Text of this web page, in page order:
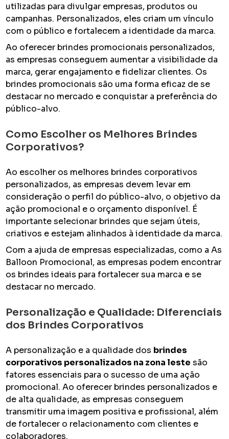
utilizadas para divulgar empresas, produtos ou
campanhas. Personalizados, eles criam um vínculo
com o público e fortalecem a identidade da marca.
Ao oferecer brindes promocionais personalizados,
as empresas conseguem aumentar a visibilidade da
marca, gerar engajamento e fidelizar clientes. Os
brindes promocionais são uma forma eficaz de se
destacar no mercado e conquistar a preferência do
público-alvo.
Como Escolher os Melhores Brindes
Corporativos?
Ao escolher os melhores brindes corporativos
personalizados, as empresas devem levar em
consideração o perfil do público-alvo, o objetivo da
ação promocional e o orçamento disponível. É
importante selecionar brindes que sejam úteis,
criativos e estejam alinhados à identidade da marca.
Com a ajuda de empresas especializadas, como a As
Balloon Promocional, as empresas podem encontrar
os brindes ideais para fortalecer sua marca e se
destacar no mercado.
Personalização e Qualidade: Diferenciais
dos Brindes Corporativos
A personalização e a qualidade dos brindes
corporativos personalizados na zona leste são
fatores essenciais para o sucesso de uma ação
promocional. Ao oferecer brindes personalizados e
de alta qualidade, as empresas conseguem
transmitir uma imagem positiva e profissional, além
de fortalecer o relacionamento com clientes e
colaboradores.